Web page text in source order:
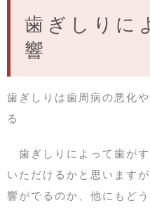
歯ぎしりに
響
歯ぎしりは歯周病の悪化
る
歯ぎしりによって歯が
いただけるかと思います
響がでるのか、他にもど